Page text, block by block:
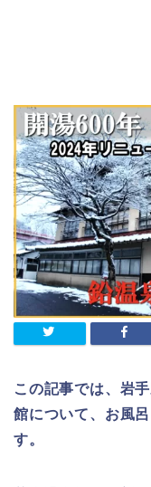
この記事では、
館について、お風
す。